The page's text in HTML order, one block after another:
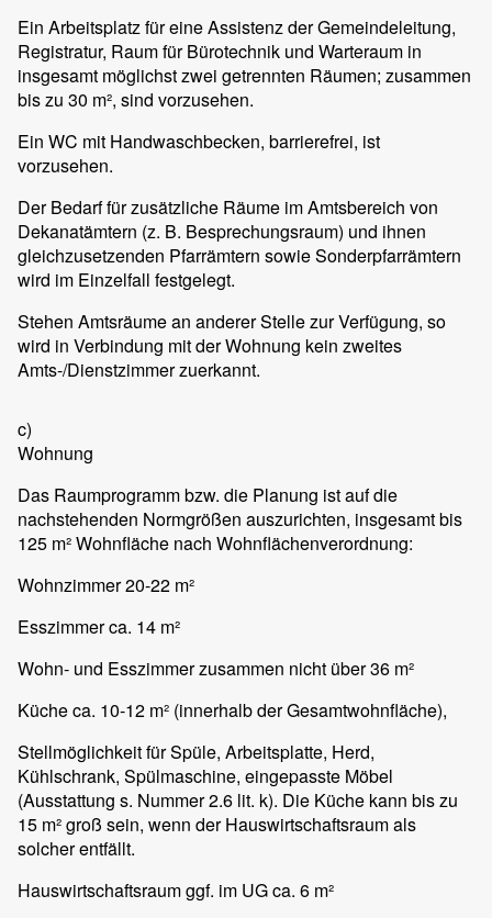
Ein Arbeitsplatz für eine Assistenz der Gemeindeleitung,
Registratur, Raum für Bürotechnik und Warteraum in
insgesamt möglichst zwei getrennten Räumen; zusammen
bis zu 30 m², sind vorzusehen.
Ein WC mit Handwaschbecken, barrierefrei, ist
vorzusehen.
Der Bedarf für zusätzliche Räume im Amtsbereich von
Dekanatämtern (z. B. Besprechungsraum) und ihnen
gleichzusetzenden Pfarrämtern sowie Sonderpfarrämtern
wird im Einzelfall festgelegt.
Stehen Amtsräume an anderer Stelle zur Verfügung, so
wird in Verbindung mit der Wohnung kein zweites
Amts-/Dienstzimmer zuerkannt.
c)
Wohnung
Das Raumprogramm bzw. die Planung ist auf die
nachstehenden Normgrößen auszurichten, insgesamt bis
125 m² Wohnfläche nach Wohnflächenverordnung:
Wohnzimmer 20-22 m²
Esszimmer ca. 14 m²
Wohn- und Esszimmer zusammen nicht über 36 m²
Küche ca. 10-12 m² (innerhalb der Gesamtwohnfläche),
Stellmöglichkeit für Spüle, Arbeitsplatte, Herd,
Kühlschrank, Spülmaschine, eingepasste Möbel
(Ausstattung s. Nummer 2.6 lit. k). Die Küche kann bis zu
15 m² groß sein, wenn der Hauswirtschaftsraum als
solcher entfällt.
Hauswirtschaftsraum ggf. im UG ca. 6 m²